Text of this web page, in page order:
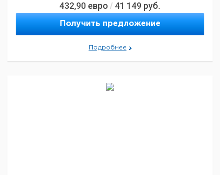
432,90 евро / 41 149 руб.
Получить предложение
Подробнее